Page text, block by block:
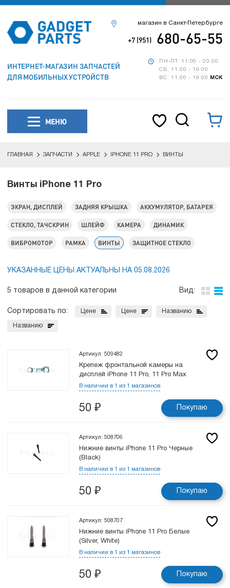
ИНТЕРНЕТ-МАГАЗИН ЗАПЧАСТЕЙ
ДЛЯ МОБИЛЬНЫХ УСТРОЙСТВ
ПН-ПТ: 11:00 - 20:00
СБ: 11:00 - 19:00
ВС: 11:00 - 19:00
МСК
магазин в Санкт-Петербурге
+7 (951) 680-65-55
МЕНЮ
ГЛАВНАЯ ЗАПЧАСТИ APPLE IPHONE 11 PRO ВИНТЫ
Винты iPhone 11 Pro
ЭКРАН, ДИСПЛЕЙ ЗАДНЯЯ КРЫШКА АККУМУЛЯТОР, БАТАРЕЯ
СТЕКЛО, ТАЧСКРИН ШЛЕЙФ КАМЕРА ДИНАМИК
ВИБРОМОТОР РАМКА ВИНТЫ ЗАЩИТНОЕ СТЕКЛО
УКАЗАННЫЕ ЦЕНЫ АКТУАЛЬНЫ НА 05.08.2026
5 товаров в данной категории Вид:
Сортировать по: Цене Цене Названию
Названию
Артикул: 509482
Крепеж фронтальной камеры на
дисплей iPhone 11 Pro, 11 Pro Max
В наличии в 1 из 1 магазинов
50 ₽ Покупаю
Артикул: 508706
Нижние винты iPhone 11 Pro Черные
(Black)
В наличии в 1 из 1 магазинов
50 ₽ Покупаю
Артикул: 508707
Нижние винты iPhone 11 Pro Белые
(Silver, White)
В наличии в 1 из 1 магазинов
50 ₽ Покупаю